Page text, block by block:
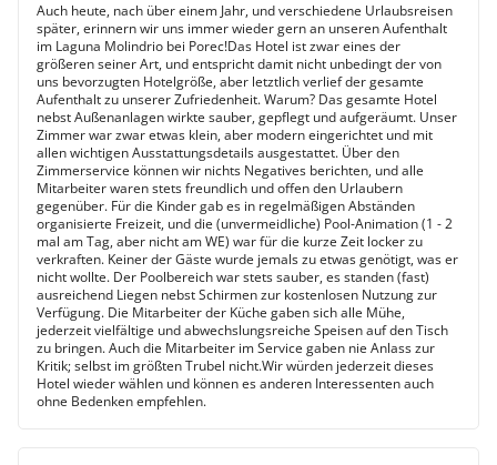
Auch heute, nach über einem Jahr, und verschiedene Urlaubsreisen
später, erinnern wir uns immer wieder gern an unseren Aufenthalt
im Laguna Molindrio bei Porec!Das Hotel ist zwar eines der
größeren seiner Art, und entspricht damit nicht unbedingt der von
uns bevorzugten Hotelgröße, aber letztlich verlief der gesamte
Aufenthalt zu unserer Zufriedenheit. Warum? Das gesamte Hotel
nebst Außenanlagen wirkte sauber, gepflegt und aufgeräumt. Unser
Zimmer war zwar etwas klein, aber modern eingerichtet und mit
allen wichtigen Ausstattungsdetails ausgestattet. Über den
Zimmerservice können wir nichts Negatives berichten, und alle
Mitarbeiter waren stets freundlich und offen den Urlaubern
gegenüber. Für die Kinder gab es in regelmäßigen Abständen
organisierte Freizeit, und die (unvermeidliche) Pool-Animation (1 - 2
mal am Tag, aber nicht am WE) war für die kurze Zeit locker zu
verkraften. Keiner der Gäste wurde jemals zu etwas genötigt, was er
nicht wollte. Der Poolbereich war stets sauber, es standen (fast)
ausreichend Liegen nebst Schirmen zur kostenlosen Nutzung zur
Verfügung. Die Mitarbeiter der Küche gaben sich alle Mühe,
jederzeit vielfältige und abwechslungsreiche Speisen auf den Tisch
zu bringen. Auch die Mitarbeiter im Service gaben nie Anlass zur
Kritik; selbst im größten Trubel nicht.Wir würden jederzeit dieses
Hotel wieder wählen und können es anderen Interessenten auch
ohne Bedenken empfehlen.